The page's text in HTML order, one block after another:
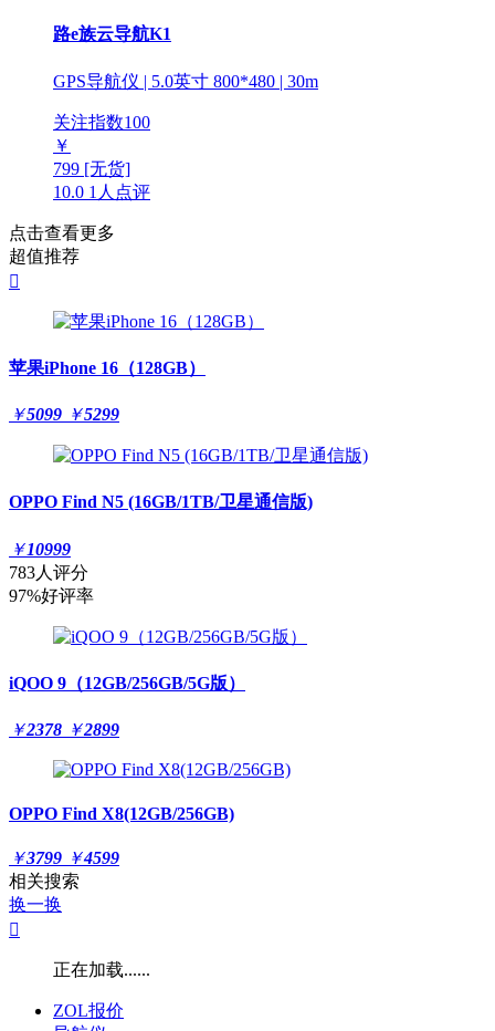
路e族云导航K1
GPS导航仪 | 5.0英寸 800*480 | 30m
关注指数100
￥
799 [无货]
10.0 1人点评
点击查看更多
超值推荐

苹果iPhone 16（128GB）
￥5099 ￥5299
OPPO Find N5 (16GB/1TB/卫星通信版)
￥10999
783人评分
97%好评率
iQOO 9（12GB/256GB/5G版）
￥2378 ￥2899
OPPO Find X8(12GB/256GB)
￥3799 ￥4599
相关搜索
换一换

正在加载......
ZOL报价